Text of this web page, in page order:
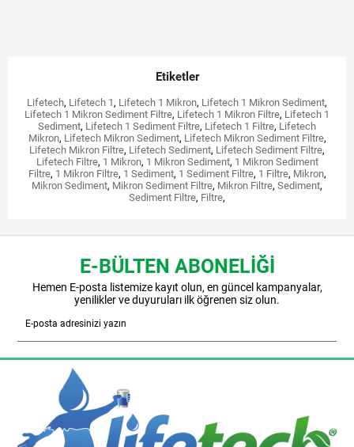
Etiketler
Lifetech, Lifetech 1, Lifetech 1 Mikron, Lifetech 1 Mikron Sediment,
Lifetech 1 Mikron Sediment Filtre, Lifetech 1 Mikron Filtre, Lifetech 1
Sediment, Lifetech 1 Sediment Filtre, Lifetech 1 Filtre, Lifetech
Mikron, Lifetech Mikron Sediment, Lifetech Mikron Sediment Filtre,
Lifetech Mikron Filtre, Lifetech Sediment, Lifetech Sediment Filtre,
Lifetech Filtre, 1 Mikron, 1 Mikron Sediment, 1 Mikron Sediment
Filtre, 1 Mikron Filtre, 1 Sediment, 1 Sediment Filtre, 1 Filtre, Mikron,
Mikron Sediment, Mikron Sediment Filtre, Mikron Filtre, Sediment,
Sediment Filtre, Filtre,
E-BÜLTEN ABONELİĞİ
Hemen E-posta listemize kayıt olun, en güncel kampanyalar,
yenilikler ve duyuruları ilk öğrenen siz olun.